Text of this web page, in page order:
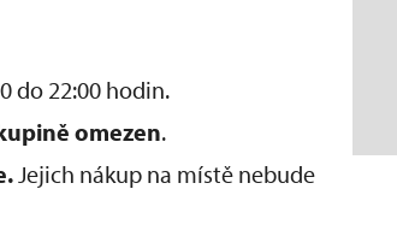
do 22:00 hodin.
omezen.
Jejich nákup na místě nebude